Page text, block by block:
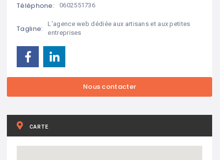
Téléphone: 0602551736
Tagline:
L’agence web dédiée aux artisans et aux petites
entreprises
CARTE